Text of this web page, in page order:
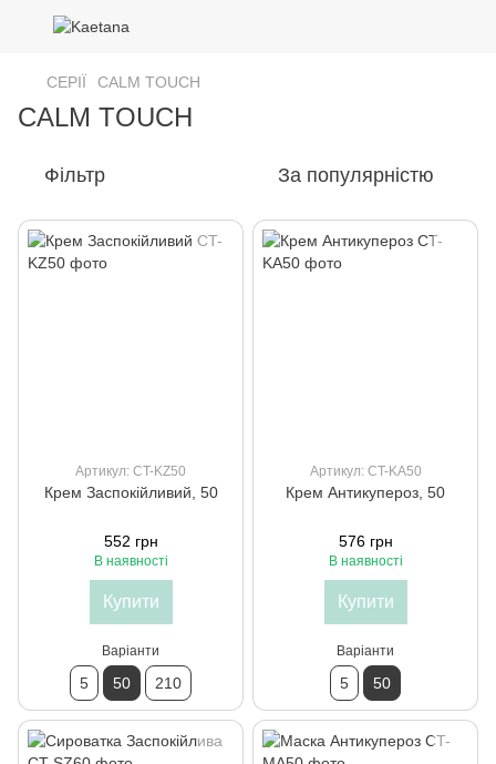
СЕРІЇ CALM TOUCH
CALM TOUCH
Фільтр За популярністю
Артикул: CT-KZ50
Крем Заспокійливий, 50
552 грн
В наявності
Купити
Варіанти
5 50 210
Артикул: CT-KA50
Крем Антикупероз, 50
576 грн
В наявності
Купити
Варіанти
5 50